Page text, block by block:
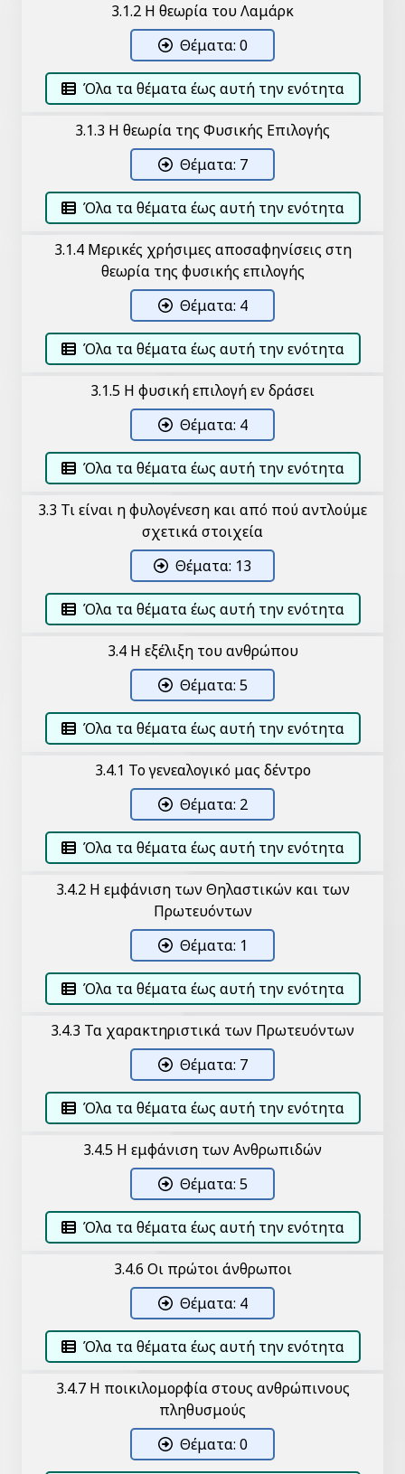
3.1.2 Η θεωρία του Λαμάρκ
Θέματα: 0
Όλα τα θέματα έως αυτή την ενότητα
3.1.3 Η θεωρία της Φυσικής Επιλογής
Θέματα: 7
Όλα τα θέματα έως αυτή την ενότητα
3.1.4 Μερικές χρήσιμες αποσαφηνίσεις στη
θεωρία της φυσικής επιλογής
Θέματα: 4
Όλα τα θέματα έως αυτή την ενότητα
3.1.5 Η φυσική επιλογή εν δράσει
Θέματα: 4
Όλα τα θέματα έως αυτή την ενότητα
3.3 Τι είναι η φυλογένεση και από πού αντλούμε
σχετικά στοιχεία
Θέματα: 13
Όλα τα θέματα έως αυτή την ενότητα
3.4 Η εξέλιξη του ανθρώπου
Θέματα: 5
Όλα τα θέματα έως αυτή την ενότητα
3.4.1 Το γενεαλογικό μας δέντρο
Θέματα: 2
Όλα τα θέματα έως αυτή την ενότητα
3.4.2 Η εμφάνιση των Θηλαστικών και των
Πρωτευόντων
Θέματα: 1
Όλα τα θέματα έως αυτή την ενότητα
3.4.3 Τα χαρακτηριστικά των Πρωτευόντων
Θέματα: 7
Όλα τα θέματα έως αυτή την ενότητα
3.4.5 Η εμφάνιση των Ανθρωπιδών
Θέματα: 5
Όλα τα θέματα έως αυτή την ενότητα
3.4.6 Οι πρώτοι άνθρωποι
Θέματα: 4
Όλα τα θέματα έως αυτή την ενότητα
3.4.7 Η ποικιλομορφία στους ανθρώπινους
πληθυσμούς
Θέματα: 0